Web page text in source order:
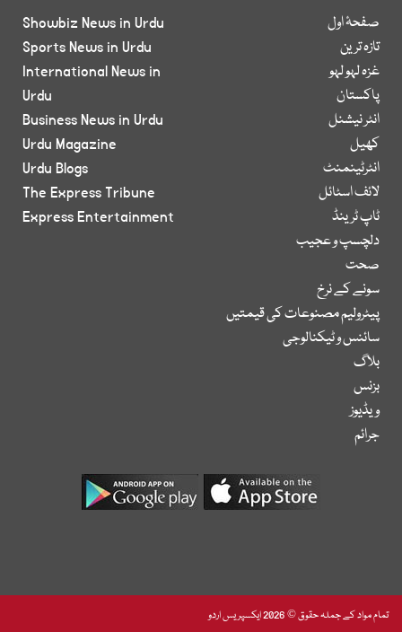
صفحۂ اول
تازہ ترین
غزہ لہو لہو
پاکستان
انٹر نیشنل
کھیل
انٹرٹینمنٹ
لائف اسٹائل
ٹاپ ٹرینڈ
دلچسپ و عجیب
صحت
سونے کے نرخ
پیٹرولیم مصنوعات کی قیمتیں
سائنس و ٹیکنالوجی
بلاگ
بزنس
ویڈیوز
جرائم
Showbiz News in Urdu
Sports News in Urdu
International News in
Urdu
Business News in Urdu
Urdu Magazine
Urdu Blogs
The Express Tribune
Express Entertainment
تمام مواد کے جملہ حقوق © 2026 ایکسپریس اردو